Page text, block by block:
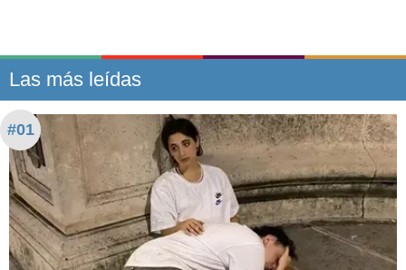
Las más leídas
#01